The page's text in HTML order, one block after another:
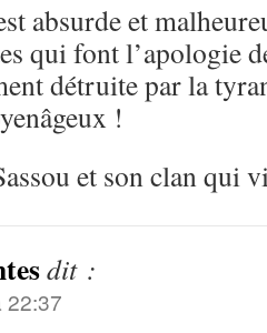
absurde et
qui font l’apologie
détruite par la
!
et son clan qui
dit :
22:37